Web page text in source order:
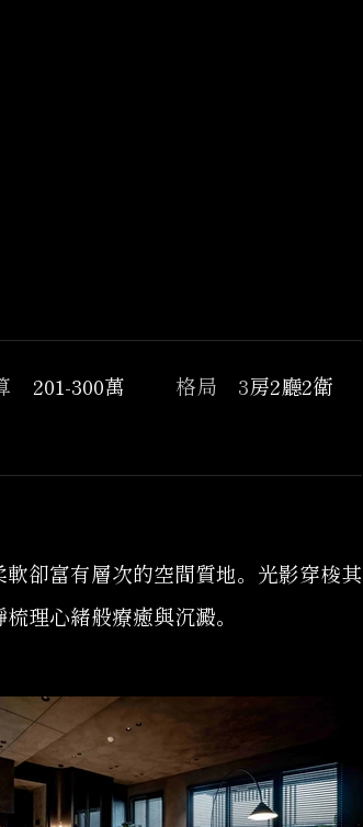
201-300萬 格局 3房2廳2衛
卻富有層次的空間質地。光影穿梭其
理心緒般療癒與沉澱。